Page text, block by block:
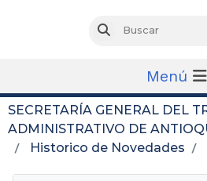
Buscar
Menú
SECRETARÍA GENERAL DEL
ADMINISTRATIVO DE
Historico de Novedades